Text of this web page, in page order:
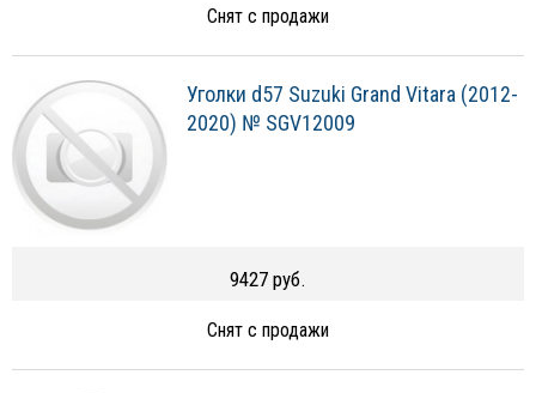
Снят с продажи
Уголки d57 Suzuki Grand Vitara (2012-
2020) № SGV12009
9427 руб.
Снят с продажи